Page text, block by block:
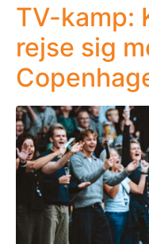
TV-kamp:
rejse sig